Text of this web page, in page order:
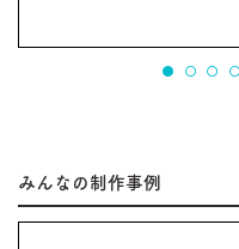
みんなの制作事例